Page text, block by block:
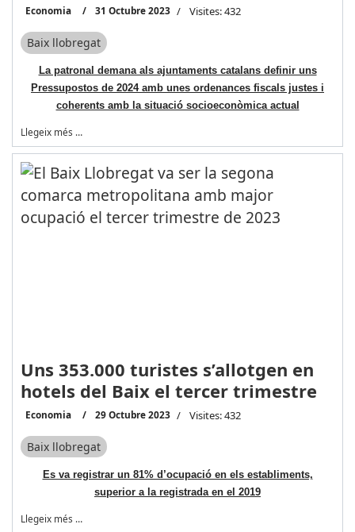
Economia 31 Octubre 2023 Visites: 432
Baix llobregat
La patronal demana als ajuntaments catalans definir uns
Pressupostos de 2024 amb unes ordenances fiscals justes i
coherents amb la situació socioeconòmica actual
Llegeix més …
Uns 353.000 turistes s’allotgen en
hotels del Baix el tercer trimestre
Economia 29 Octubre 2023 Visites: 432
Baix llobregat
Es va registrar un 81% d’ocupació en els establiments,
superior a la registrada en el 2019
Llegeix més …